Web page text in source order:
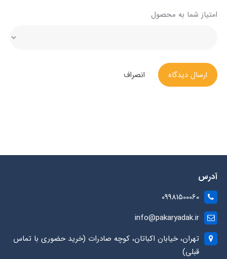
امتیاز شما به محصول
ارسال دیدگاه انصراف
آدرس
09981500060
info@pakaryadak.ir
تهران، خیابان اکباتان، کوچه صادرات (خرید حضوری با تماس
قبلی)